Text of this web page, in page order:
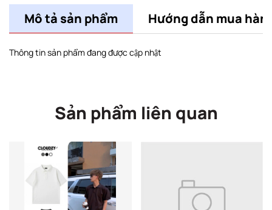
Mô tả sản phẩm Hướng dẫn mua
Thông tin sản phẩm đang được cập nhật
Sản phẩm liên quan